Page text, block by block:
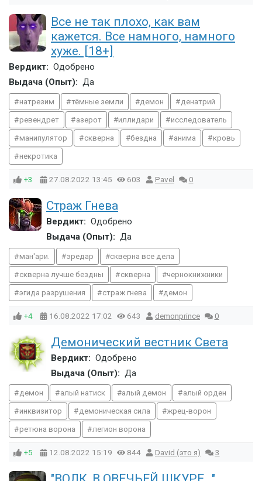
Все не так плохо, как вам
кажется. Все намного, намного
хуже. [18+]
Вердикт: Одобрено
Выдача (Опыт): Да
натрезим тёмные земли демон денатрий
ревендрет азерот иллидари исследователь
манипулятор скверна бездна анима кровь
некротика
+3 27.08.2022 13:45 603 Pavel 0
Страж Гнева
Вердикт: Одобрено
Выдача (Опыт): Да
ман'ари. эредар скверна все дела
скверна лучше бездны скверна чернокнижники
эгида разрушения страж гнева демон
+4 16.08.2022 17:02 643 demonprince 0
Демонический вестник Света
Вердикт: Одобрено
Выдача (Опыт): Да
демон алый натиск алый демон алый орден
инквизитор демоническая сила жрец-ворон
ретюна ворона легион ворона
+5 12.08.2022 15:19 844 David (это я) 3